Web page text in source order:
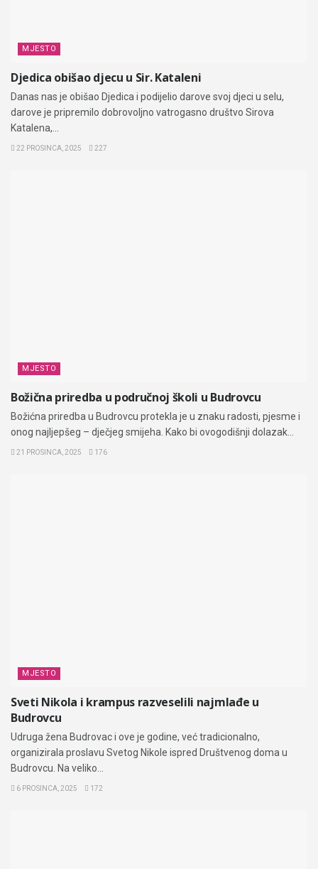
MJESTO
Djedica obišao djecu u Sir. Kataleni
Danas nas je obišao Djedica i podijelio darove svoj djeci u selu,
darove je pripremilo dobrovoljno vatrogasno društvo Sirova
Katalena,...
22 PROSINCA, 2025 227
MJESTO
Božična priredba u područnoj školi u Budrovcu
Božićna priredba u Budrovcu protekla je u znaku radosti, pjesme i
onog najljepšeg – dječjeg smijeha. Kako bi ovogodišnji dolazak...
21 PROSINCA, 2025 176
MJESTO
Sveti Nikola i krampus razveselili najmlađe u
Budrovcu
Udruga žena Budrovac i ove je godine, već tradicionalno,
organizirala proslavu Svetog Nikole ispred Društvenog doma u
Budrovcu. Na veliko...
6 PROSINCA, 2025 172